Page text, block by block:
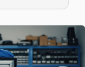
tüm hizmet